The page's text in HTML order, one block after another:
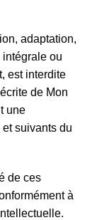
adaptation,
ou
est interdite
de Mon
une
suivants du
de ces
à